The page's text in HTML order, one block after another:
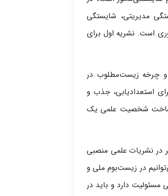
مدیریتی، شایستگی
است. نشریه اول برای
و چرخه زیست‌مطلوب در
استعدادیابی، جذب و
ساخت شخصیت علمی یک
در نشریات علمی منصبی
در زیست‌بوم ملی و
مسئولیت دارد و باید در